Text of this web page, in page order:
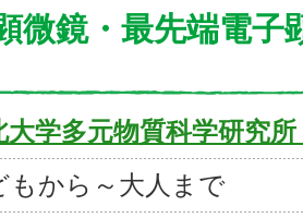
微鏡・最先端電子
大学多元物質科学研究
もから～大人まで